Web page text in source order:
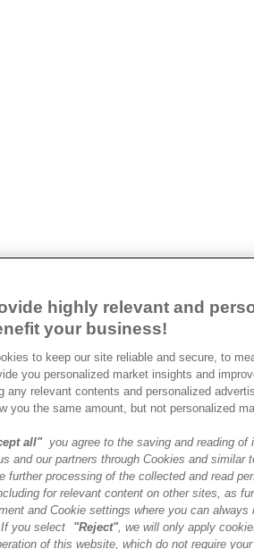
highly relevant and
your business!
to keep our site reliable and secure, to
you personalized market insights and
any relevant contents and personalized
you the same amount, but not personalized
all"you agree to the saving and reading of
and our partners through Cookies and similar
further processing of the collected and read
for relevant content on other sites, as
and Cookie settings where you can always
you select
"Reject", we will only apply
of this website, which do not require